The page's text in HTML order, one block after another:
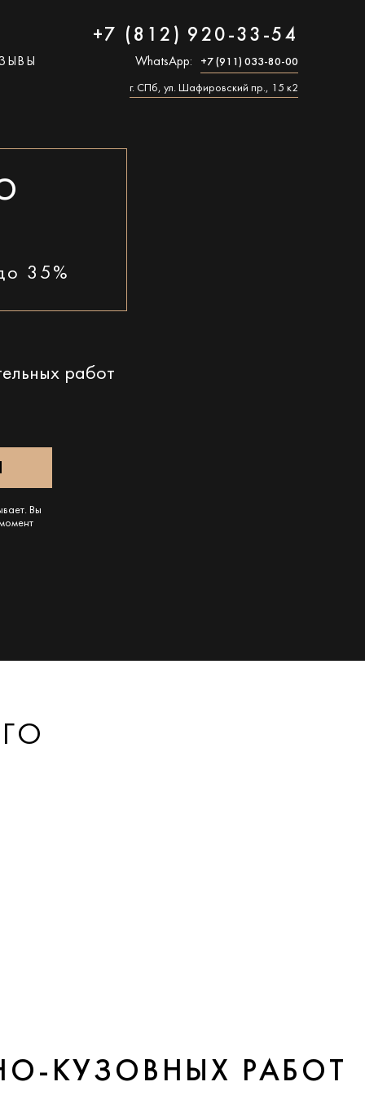
+7 (812) 920-33-54
WhatsApp: +7 (911) 033-80-00
г. СПб, ул. Шафировский пр., 15 к2
35%
работ
Вы
КУЗОВНЫХ РАБОТ